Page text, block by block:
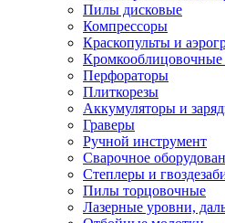
Пилы дисковые
Компрессоры
Краскопульты и
Кромкооблицовочные
Перфораторы
Плиткорезы
Аккумуляторы и
Граверы
Ручной инструмент
Сварочное
Степлеры и
Пилы торцовочные
Лазерные уровни,